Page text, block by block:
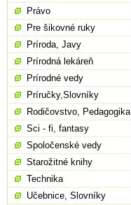
Právo
Pre šikovné ruky
Príroda, Javy
Prírodná lekáreň
Prírodné vedy
Príručky,Slovníky
Rodičovstvo, Pedagogika
Sci - fi, fantasy
Spoločenské vedy
Starožitné knihy
Technika
Učebnice, Slovníky